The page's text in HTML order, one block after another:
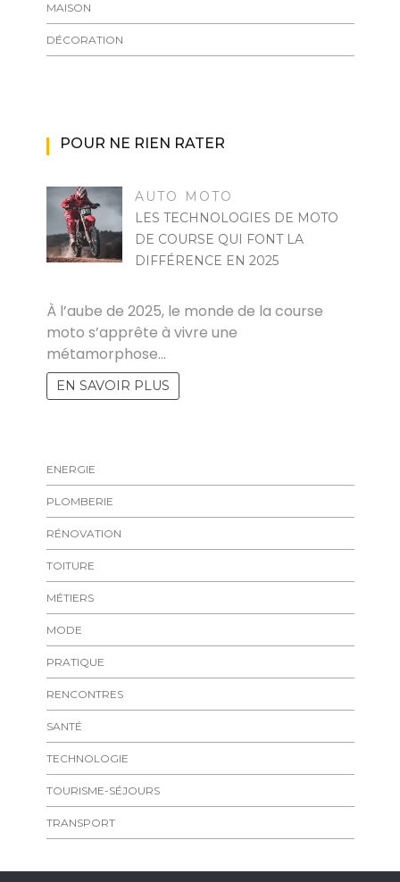
MAISON
DÉCORATION
POUR NE RIEN RATER
AUTO MOTO
LES TECHNOLOGIES DE MOTO
DE COURSE QUI FONT LA
DIFFÉRENCE EN 2025
À l’aube de 2025, le monde de la course
moto s’apprête à vivre une
métamorphose…
EN SAVOIR PLUS
ENERGIE
PLOMBERIE
RÉNOVATION
TOITURE
MÉTIERS
MODE
PRATIQUE
RENCONTRES
SANTÉ
TECHNOLOGIE
TOURISME-SÉJOURS
TRANSPORT